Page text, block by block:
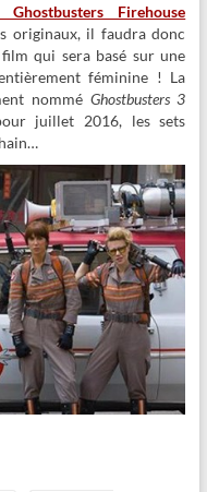
Ghostbusters Firehouse
originaux, il faudra donc
qui sera basé sur une
féminine ! La
nommé Ghostbusters 3
juillet 2016, les sets